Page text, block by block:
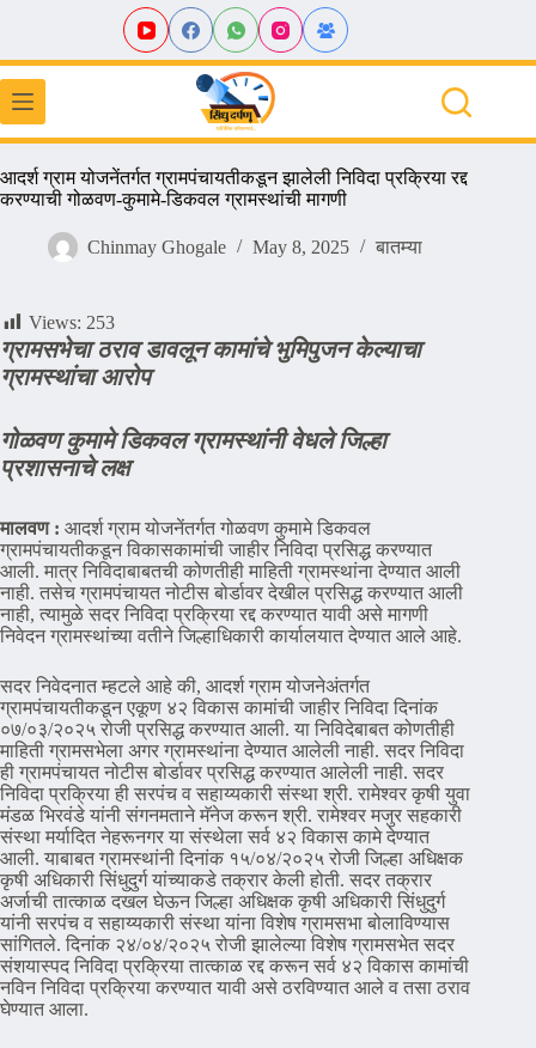
आदर्श ग्राम योजनेंतर्गत ग्रामपंचायतीकडून झालेली निविदा प्रक्रिया रद्द
करण्याची गोळवण-कुमामे-डिकवल ग्रामस्थांची मागणी
Chinmay Ghogale May 8, 2025 बातम्या
Views: 253
ग्रामसभेचा ठराव डावलून कामांचे भुमिपुजन केल्याचा
ग्रामस्थांचा आरोप
गोळवण कुमामे डिकवल ग्रामस्थांनी वेधले जिल्हा
प्रशासनाचे लक्ष
मालवण : आदर्श ग्राम योजनेंतर्गत गोळवण कुमामे डिकवल
ग्रामपंचायतीकडून विकासकामांची जाहीर निविदा प्रसिद्ध करण्यात
आली. मात्र निविदाबाबतची कोणतीही माहिती ग्रामस्थांना देण्यात आली
नाही. तसेच ग्रामपंचायत नोटीस बोर्डावर देखील प्रसिद्ध करण्यात आली
नाही, त्यामुळे सदर निविदा प्रक्रिया रद्द करण्यात यावी असे मागणी
निवेदन ग्रामस्थांच्या वतीने जिल्हाधिकारी कार्यालयात देण्यात आले आहे.
सदर निवेदनात म्हटले आहे की, आदर्श ग्राम योजनेअंतर्गत
ग्रामपंचायतीकडून एकूण ४२ विकास कामांची जाहीर निविदा दिनांक
०७/०३/२०२५ रोजी प्रसिद्ध करण्यात आली. या निविदेबाबत कोणतीही
माहिती ग्रामसभेला अगर ग्रामस्थांना देण्यात आलेली नाही. सदर निविदा
ही ग्रामपंचायत नोटीस बोर्डावर प्रसिद्ध करण्यात आलेली नाही. सदर
निविदा प्रक्रिया ही सरपंच व सहाय्यकारी संस्था श्री. रामेश्वर कृषी युवा
मंडळ भिरवंडे यांनी संगनमताने मॅनेज करून श्री. रामेश्वर मजुर सहकारी
संस्था मर्यादित नेहरूनगर या संस्थेला सर्व ४२ विकास कामे देण्यात
आली. याबाबत ग्रामस्थांनी दिनांक १५/०४/२०२५ रोजी जिल्हा अधिक्षक
कृषी अधिकारी सिंधुदुर्ग यांच्याकडे तक्रार केली होती. सदर तक्रार
अर्जाची तात्काळ दखल घेऊन जिल्हा अधिक्षक कृषी अधिकारी सिंधुदुर्ग
यांनी सरपंच व सहाय्यकारी संस्था यांना विशेष ग्रामसभा बोलाविण्यास
सांगितले. दिनांक २४/०४/२०२५ रोजी झालेल्या विशेष ग्रामसभेत सदर
संशयास्पद निविदा प्रक्रिया तात्काळ रद्द करून सर्व ४२ विकास कामांची
नविन निविदा प्रक्रिया करण्यात यावी असे ठरविण्यात आले व तसा ठराव
घेण्यात आला.